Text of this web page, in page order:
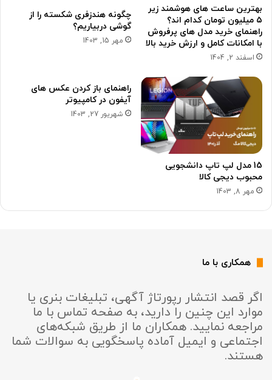
بهترین ساعت های هوشمند زیر
۵ میلیون تومان کدام اند؟
راهنمای خرید مدل های پرفروش
با امکانات کامل و ارزش خرید بالا
اسفند 2, 1404
چگونه هندزفری شکسته را از
گوشی دربیاریم؟
مهر 15, 1403
15 مدل لپ تاپ دانشجویی
محبوب دیجی کالا
مهر 8, 1403
راهنمای باز کردن عکس های
آیفون در کامپیوتر
شهریور 27, 1403
همکاری با ما
اگر قصد انتشار رپورتاژ آگهی، تبلیغات بنری یا
موارد این چنین را دارید، به صفحه تماس با ما
مراجعه نمایید. همکاران ما از طریق شبکه‌های
اجتماعی و ایمیل آماده پاسخگویی به سوالات شما
هستند.